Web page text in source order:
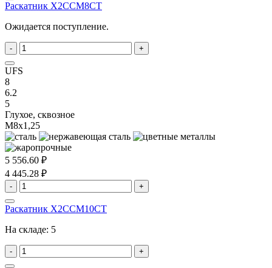
Раскатник X2CCM8CT
Ожидается поступление.
- +
UFS
8
6.2
5
Глухое, сквозное
M8x1,25
5 556.60 ₽
4 445.28 ₽
- +
Раскатник X2CCM10CT
На складе: 5
- +